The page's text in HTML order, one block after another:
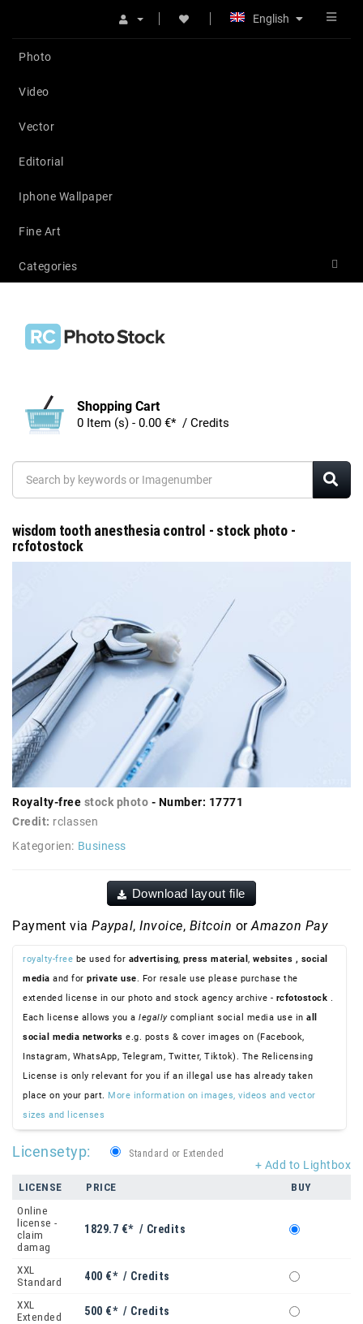
English
Photo
Video
Vector
Editorial
Iphone Wallpaper
Fine Art
Categories
Shopping Cart
0 Item (s) - 0.00 €* / Credits
wisdom tooth anesthesia control - stock photo -
rcfotostock
Royalty-free stock photo - Number: 17771
Credit: rclassen
Kategorien: Business
Download layout file
Payment via Paypal, Invoice, Bitcoin or Amazon Pay
royalty-free be used for advertising, press material , websites , social
media and for private use. For resale use please purchase the
extended license in our photo and stock agency archive - rcfotostock .
Each license allows you a legallycompliant social media use in all
social media networks e.g. posts & cover images on (Facebook,
Instagram, WhatsApp, Telegram, Twitter, Tiktok). The Relicensing
License is only relevant for you if an illegal use has already taken
place on your part. More information on images, videos and vector
sizes and licenses
+ Add to Lightbox
Licensetyp: Standard or Extended
LICENSE PRICE
BUY
Online
license -
claim
damag
1829.7 €* / Credits
XXL
Standard
400 €* / Credits
XXL
Extended
500 €* / Credits